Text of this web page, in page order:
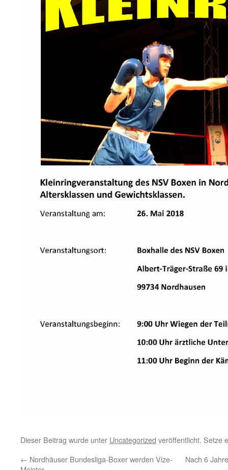
Dieser Beitrag wurde unter Uncategorized veröffentlicht. Setze
← Nordhäuser Bundesliga-Boxer werden Vize-
Nach 6